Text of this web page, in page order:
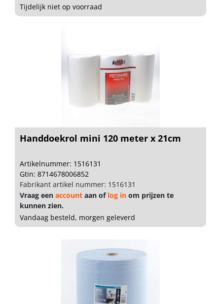
Tijdelijk niet op voorraad
Handdoekrol mini 120 meter x 21cm
Artikelnummer: 1516131
Gtin: 8714678006852
Fabrikant artikel nummer: 1516131
Vraag een account aan of log in om prijzen te
kunnen zien.
Vandaag besteld, morgen geleverd